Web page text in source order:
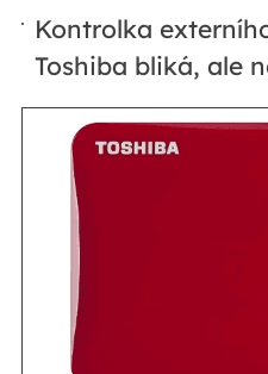
Kontrolka
Toshiba bliká, ale